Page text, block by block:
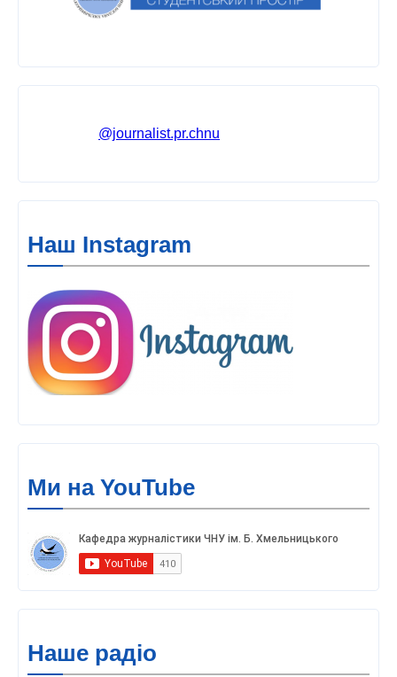
@journalist.pr.chnu
Наш Instagram
Ми на YouTube
Наше радіо